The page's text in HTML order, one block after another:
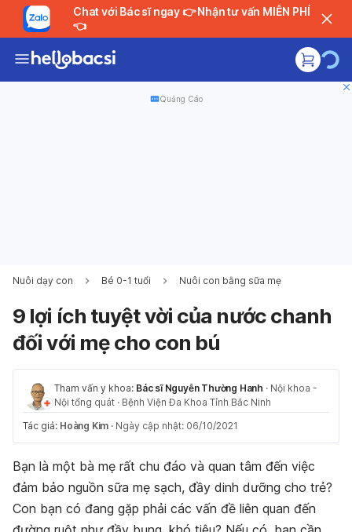
Chat với Bác sĩ ngay 👉 Nhận tư vấn MIỄN PHÍ
👈
Quảng Cáo
Nuôi dạy con Bé 0-1 tuổi Nuôi con bằng sữa mẹ
9 lợi ích tuyệt vời của nước chanh
đối với mẹ cho con bú
Tham vấn y khoa: Bác sĩ Nguyễn Thường Hanh · Nội khoa -
Nội tổng quát · Bệnh Viện Đa Khoa Tỉnh Bắc Ninh
Tác giả: Hoàng Kim · Ngày cập nhật: 06/10/2021
Bạn là một bà mẹ rất chu đáo và quan tâm đến việc
đảm bảo nguồn sữa mẹ sạch, đầy dinh dưỡng cho trẻ?
Con bạn có đang gặp phải các vấn đề liên quan đến